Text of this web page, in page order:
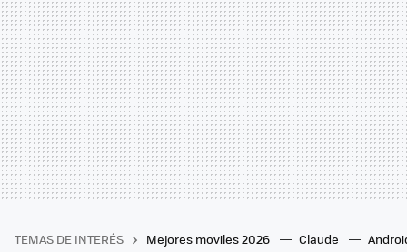
TEMAS DE INTERÉS Mejores moviles 2026 Claude